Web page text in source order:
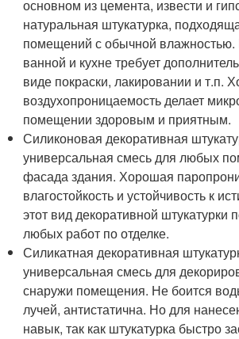
основном из цемента, извести и
натуральная штукатурка,
помещений с обычной
ванной и кухне требует
виде покраски, лакировании и т.п.
воздухопроницаемость делает
помещении здоровым и приятным.
Силиконовая декоративная
универсальная смесь для любых
фасада здания. Хорошая
влагостойкость и устойчивость к
этот вид декоративной штукатурки
любых работ по отделке.
Силикатная декоративная
универсальная смесь для
снаружи помещения. Не боится
лучей, антистатична. Но для
навык, так как штукатурка быстро